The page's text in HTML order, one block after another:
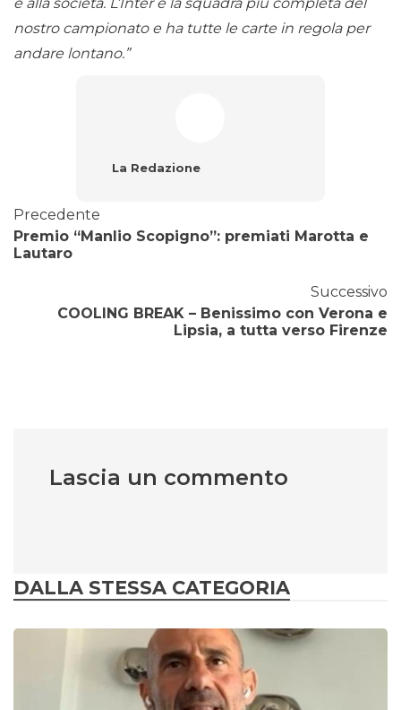
nostro campionato e ha tutte le carte in regola per
andare lontano.”
La Redazione
Precedente
Premio “Manlio Scopigno”: premiati Marotta e
Lautaro
Successivo
COOLING BREAK – Benissimo con Verona e
Lipsia, a tutta verso Firenze
Lascia un commento
DALLA STESSA CATEGORIA